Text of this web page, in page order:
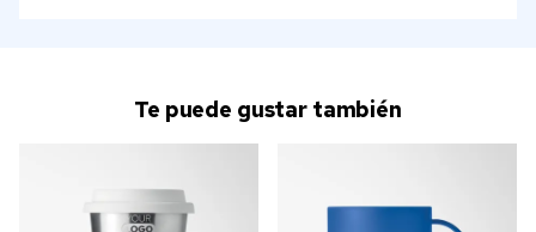
Te puede gustar también